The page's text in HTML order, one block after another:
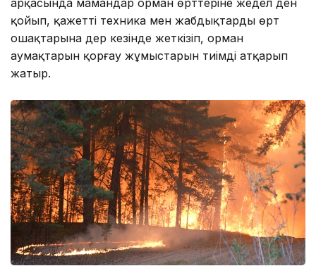
арқасында мамандар орман өрттеріне жедел ден
қойып, қажетті техника мен жабдықтарды өрт
ошақтарына дер кезінде жеткізіп, орман
аумақтарын қорғау жұмыстарын тиімді атқарып
жатыр.